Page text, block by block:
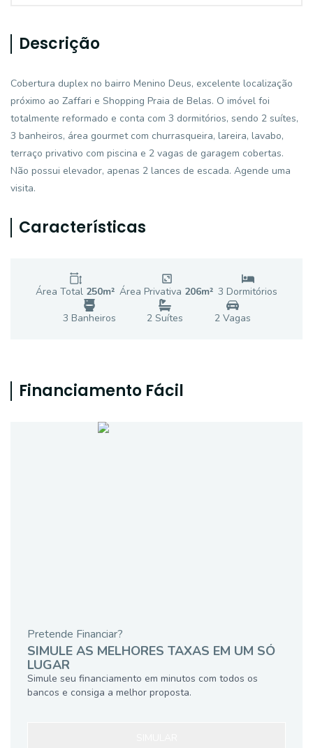
Descrição
Cobertura duplex no bairro Menino Deus, excelente localização
próximo ao Zaffari e Shopping Praia de Belas. O imóvel foi
totalmente reformado e conta com 3 dormitórios, sendo 2 suítes,
3 banheiros, área gourmet com churrasqueira, lareira, lavabo,
terraço privativo com piscina e 2 vagas de garagem cobertas.
Não possui elevador, apenas 2 lances de escada. Agende uma
visita.
Características
Área Total 250m² Área Privativa 206m² 3 Dormitórios
3 Banheiros 2 Suítes 2Vagas
Financiamento Fácil
Pretende Financiar?
SIMULE AS MELHORES TAXAS EM UM SÓ
LUGAR
Simule seu financiamento em minutos com todos os
bancos e consiga a melhor proposta.